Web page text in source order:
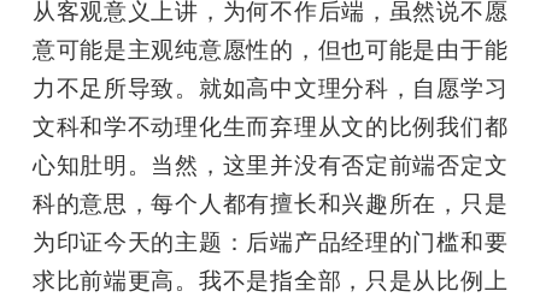
从客观意义上讲，为何不作后端，虽然说不愿
意可能是主观纯意愿性的，但也可能是由于能
力不足所导致。就如高中文理分科，自愿学习
文科和学不动理化生而弃理从文的比例我们都
心知肚明。当然，这里并没有否定前端否定文
科的意思，每个人都有擅长和兴趣所在，只是
为印证今天的主题：后端产品经理的门槛和要
求比前端更高。我不是指全部，只是从比例上